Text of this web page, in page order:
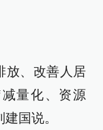
放、改善人居
量化、资源
国说。